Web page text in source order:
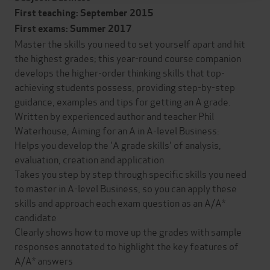
First teaching: September 2015
First exams: Summer 2017
Master the skills you need to set yourself apart and hit
the highest grades; this year-round course companion
develops the higher-order thinking skills that top-
achieving students possess, providing step-by-step
guidance, examples and tips for getting an A grade.
Written by experienced author and teacher Phil
Waterhouse, Aiming for an A in A-level Business:
Helps you develop the 'A grade skills' of analysis,
evaluation, creation and application
Takes you step by step through specific skills you need
to master in A-level Business, so you can apply these
skills and approach each exam question as an A/A*
candidate
Clearly shows how to move up the grades with sample
responses annotated to highlight the key features of
A/A* answers